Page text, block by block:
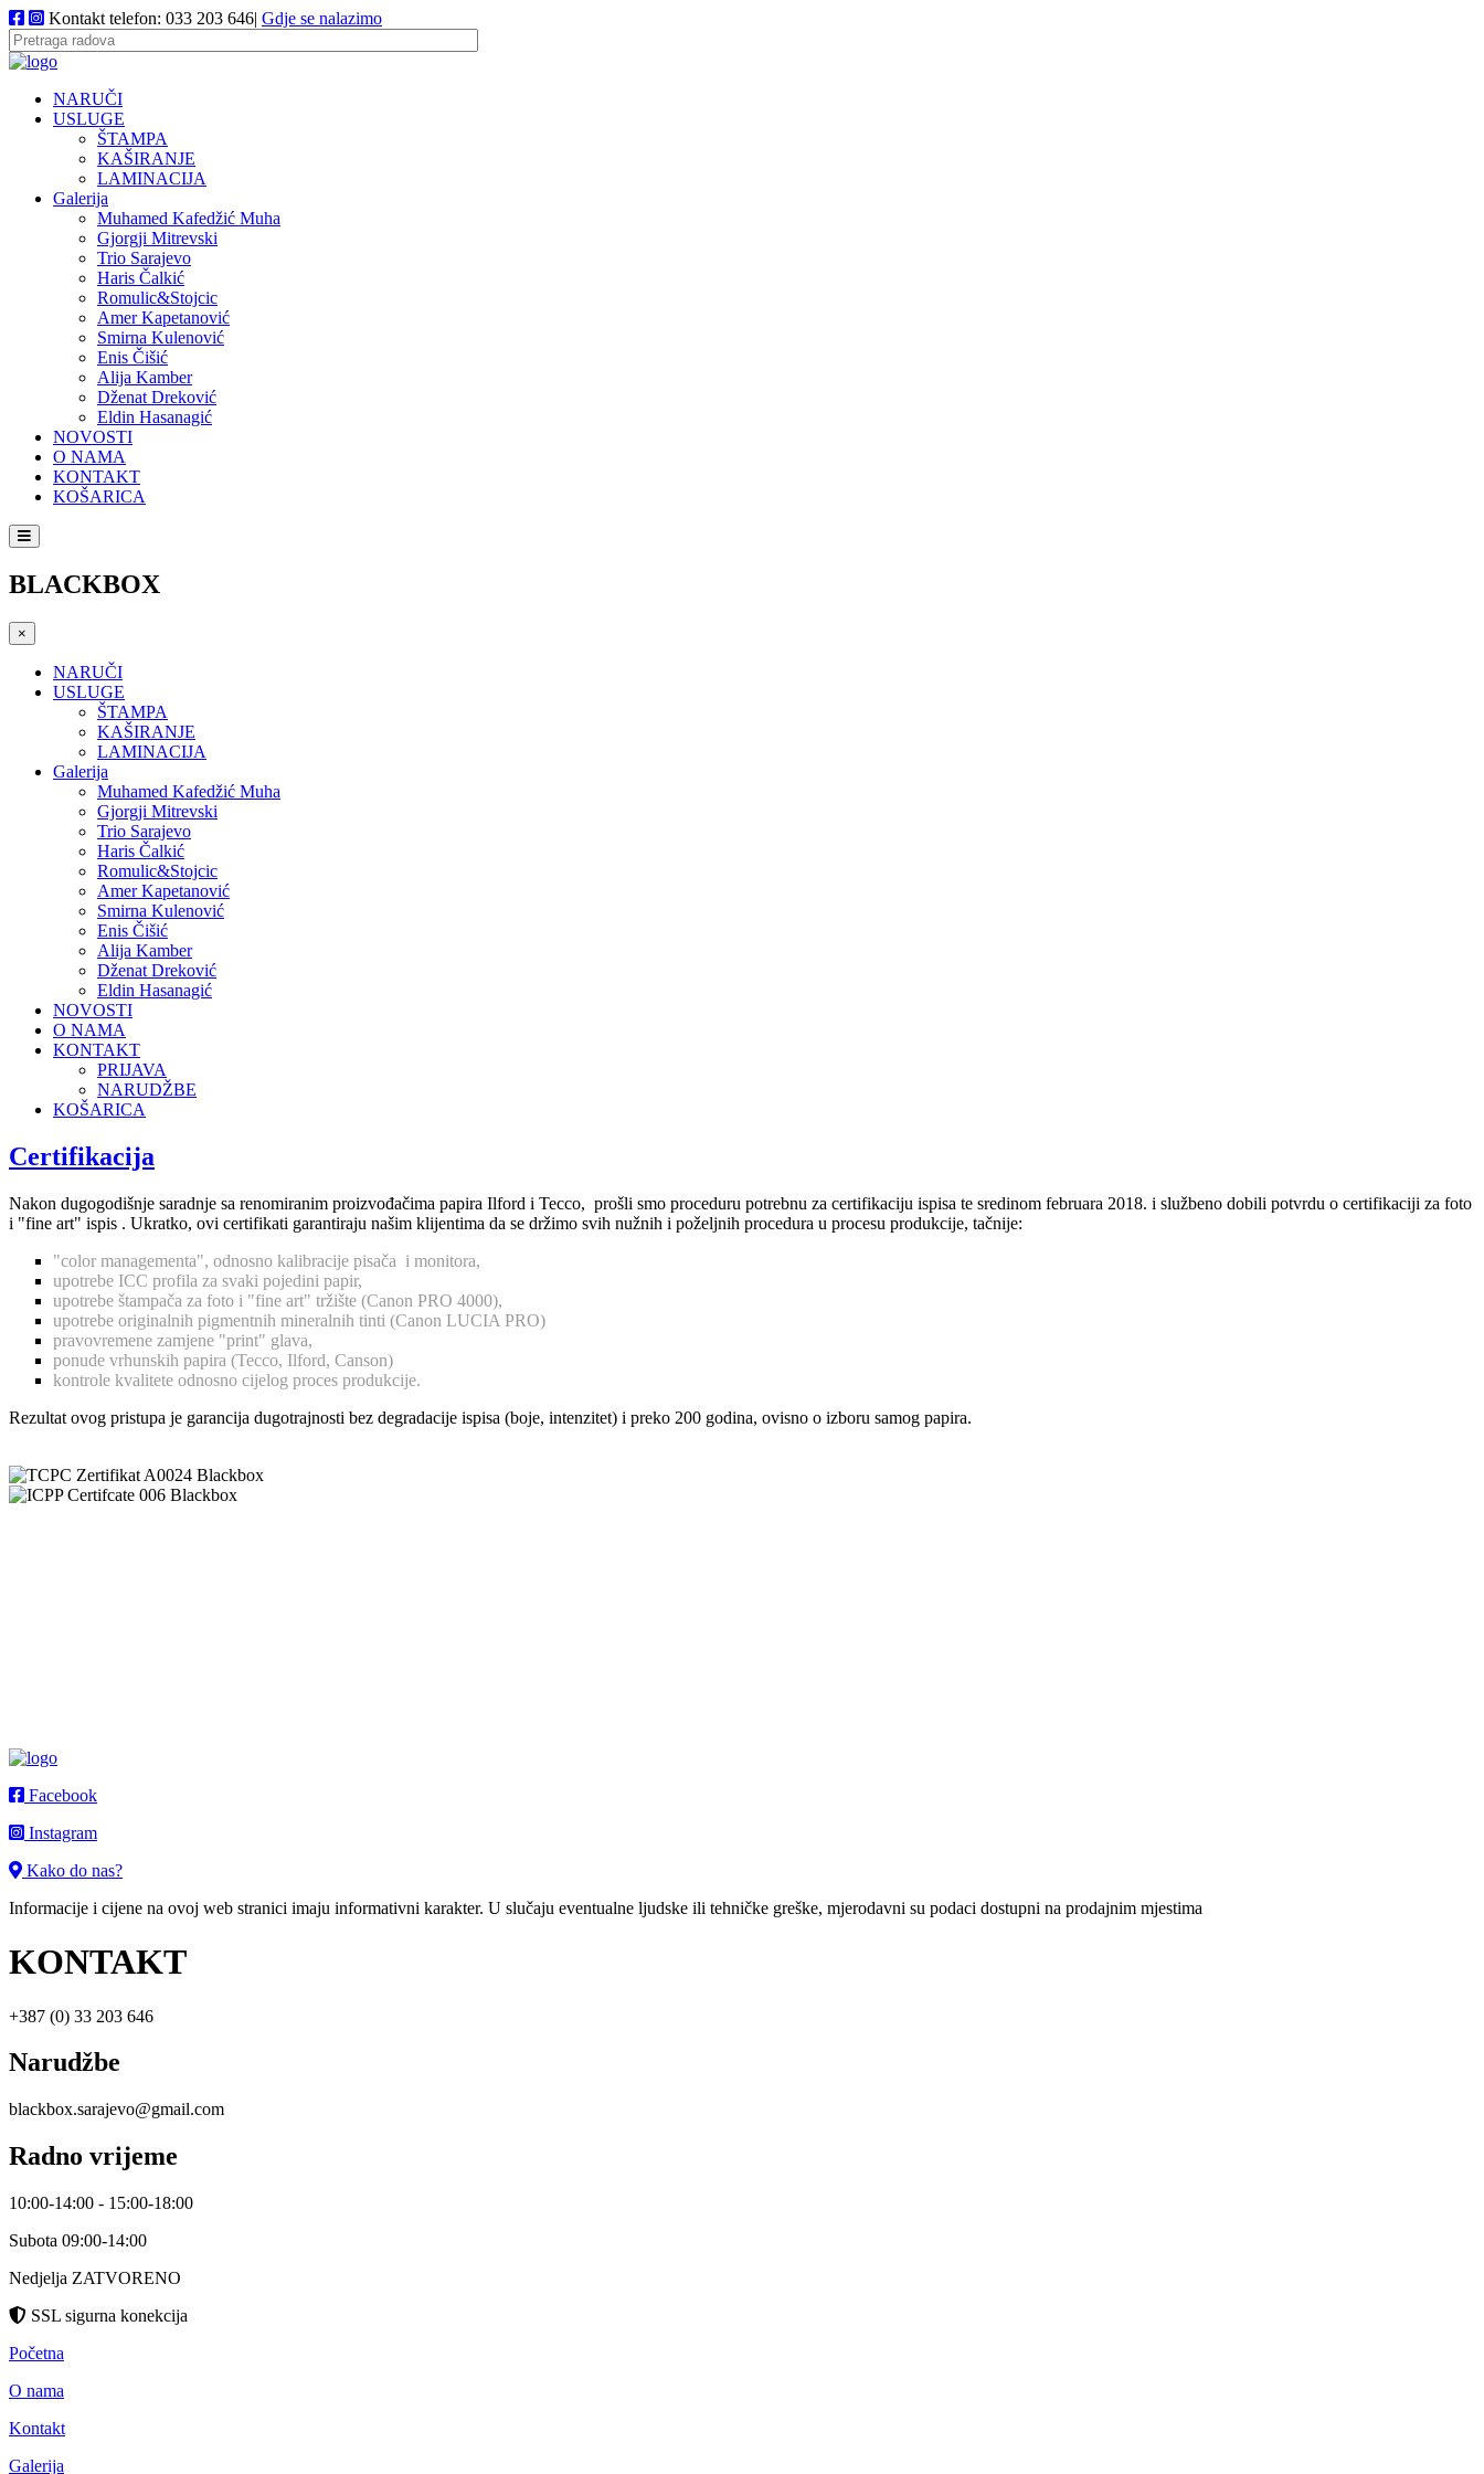
Kontakt telefon: 033 203 646| Gdje se nalazimo
NARUČI
USLUGE
ŠTAMPA
KAŠIRANJE
LAMINACIJA
Galerija
Muhamed Kafedžić Muha
Gjorgji Mitrevski
Trio Sarajevo
Haris Čalkić
Romulic&Stojcic
Amer Kapetanović
Smirna Kulenović
Enis Čišić
Alija Kamber
Dženat Dreković
Eldin Hasanagić
NOVOSTI
O NAMA
KONTAKT
KOŠARICA
BLACKBOX
×
NARUČI
USLUGE
ŠTAMPA
KAŠIRANJE
LAMINACIJA
Galerija
Muhamed Kafedžić Muha
Gjorgji Mitrevski
Trio Sarajevo
Haris Čalkić
Romulic&Stojcic
Amer Kapetanović
Smirna Kulenović
Enis Čišić
Alija Kamber
Dženat Dreković
Eldin Hasanagić
NOVOSTI
O NAMA
KONTAKT
PRIJAVA
NARUDŽBE
KOŠARICA
Certifikacija
Nakon dugogodišnje saradnje sa renomiranim proizvođačima papira Ilford i Tecco, prošli smo proceduru potrebnu za certifikaciju ispisa te sredinom februara 2018. i službeno dobili potvrdu o certifikaciji za foto
i "fine art" ispis . Ukratko, ovi certifikati garantiraju našim klijentima da se držimo svih nužnih i poželjnih procedura u procesu produkcije, tačnije:
"color managementa", odnosno kalibracije pisača i monitora,
upotrebe ICC profila za svaki pojedini papir,
upotrebe štampača za foto i "fine art" tržište (Canon PRO 4000),
upotrebe originalnih pigmentnih mineralnih tinti (Canon LUCIA PRO)
pravovremene zamjene "print" glava,
ponude vrhunskih papira (Tecco, Ilford, Canson)
kontrole kvalitete odnosno cijelog proces produkcije.
Rezultat ovog pristupa je garancija dugotrajnosti bez degradacije ispisa (boje, intenzitet) i preko 200 godina, ovisno o izboru samog papira.
Facebook
Instagram
Kako do nas?
Informacije i cijene na ovoj web stranici imaju informativni karakter. U slučaju eventualne ljudske ili tehničke greške, mjerodavni su podaci dostupni na prodajnim mjestima
KONTAKT
+387 (0) 33 203 646
Narudžbe
blackbox.sarajevo@gmail.com
Radno vrijeme
10:00-14:00 - 15:00-18:00
Subota 09:00-14:00
Nedjelja ZATVORENO
SSL sigurna konekcija
Početna
O nama
Kontakt
Galerija